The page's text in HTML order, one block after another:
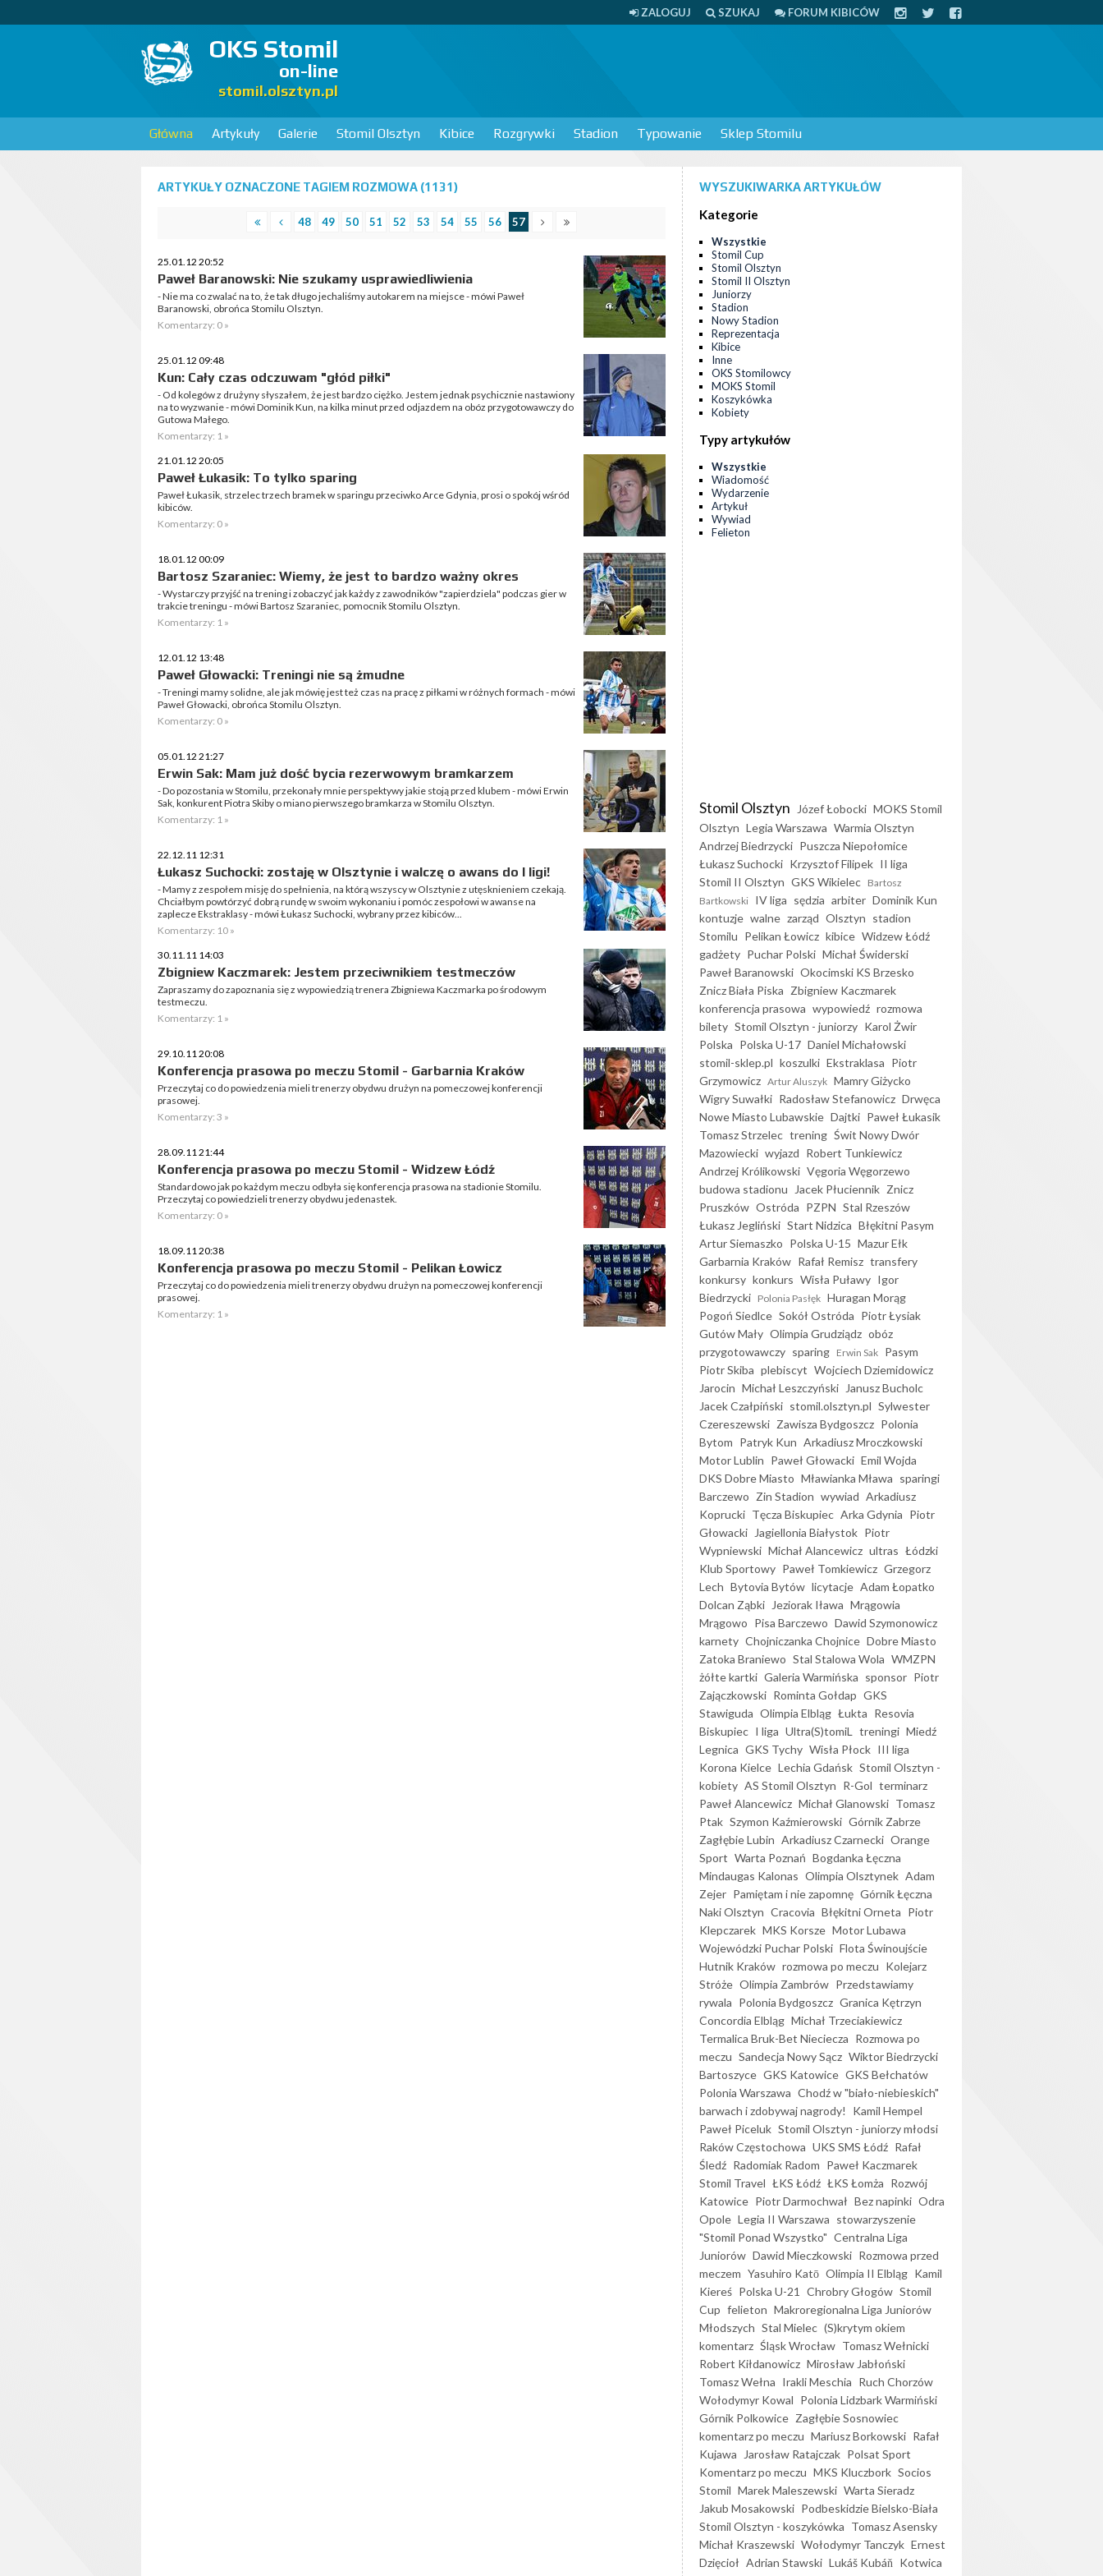
ZALOGUJ SZUKAJ FORUM KIBICÓW
OKS Stomil
on-line
stomil.olsztyn.pl
Główna Artykuły Galerie Stomil Olsztyn Kibice Rozgrywki Stadion Typowanie Sklep Stomilu
ARTYKUŁY OZNACZONE TAGIEM ROZMOWA (1131)
48 49 50 51 52 53 54 55 56 57
25.01.12 20:52
Paweł Baranowski: Nie szukamy usprawiedliwienia
- Nie ma co zwalać na to, że tak długo jechaliśmy autokarem na miejsce - mówi Paweł
Baranowski, obrońca Stomilu Olsztyn.
Komentarzy: 0 »
25.01.12 09:48
Kun: Cały czas odczuwam "głód piłki"
- Od kolegów z drużyny słyszałem, że jest bardzo ciężko. Jestem jednak psychicznie nastawiony
na to wyzwanie - mówi Dominik Kun, na kilka minut przed odjazdem na obóz przygotowawczy do
Gutowa Małego.
Komentarzy: 1 »
21.01.12 20:05
Paweł Łukasik: To tylko sparing
Paweł Łukasik, strzelec trzech bramek w sparingu przeciwko Arce Gdynia, prosi o spokój wśród
kibiców.
Komentarzy: 0 »
18.01.12 00:09
Bartosz Szaraniec: Wiemy, że jest to bardzo ważny okres
- Wystarczy przyjść na trening i zobaczyć jak każdy z zawodników "zapierdziela" podczas gier w
trakcie treningu - mówi Bartosz Szaraniec, pomocnik Stomilu Olsztyn.
Komentarzy: 1 »
12.01.12 13:48
Paweł Głowacki: Treningi nie są żmudne
- Treningi mamy solidne, ale jak mówię jest też czas na pracę z piłkami w różnych formach - mówi
Paweł Głowacki, obrońca Stomilu Olsztyn.
Komentarzy: 0 »
05.01.12 21:27
Erwin Sak: Mam już dość bycia rezerwowym bramkarzem
- Do pozostania w Stomilu, przekonały mnie perspektywy jakie stoją przed klubem - mówi Erwin
Sak, konkurent Piotra Skiby o miano pierwszego bramkarza w Stomilu Olsztyn.
Komentarzy: 1 »
22.12.11 12:31
Łukasz Suchocki: zostaję w Olsztynie i walczę o awans do I ligi!
- Mamy z zespołem misję do spełnienia, na którą wszyscy w Olsztynie z utęsknieniem czekają.
Chciałbym powtórzyć dobrą rundę w swoim wykonaniu i pomóc zespołowi w awanse na
zaplecze Ekstraklasy - mówi Łukasz Suchocki, wybrany przez kibiców...
Komentarzy: 10 »
30.11.11 14:03
Zbigniew Kaczmarek: Jestem przeciwnikiem testmeczów
Zapraszamy do zapoznania się z wypowiedzią trenera Zbigniewa Kaczmarka po środowym
testmeczu.
Komentarzy: 1 »
29.10.11 20:08
Konferencja prasowa po meczu Stomil - Garbarnia Kraków
Przeczytaj co do powiedzenia mieli trenerzy obydwu drużyn na pomeczowej konferencji
prasowej.
Komentarzy: 3 »
28.09.11 21:44
Konferencja prasowa po meczu Stomil - Widzew Łódź
Standardowo jak po każdym meczu odbyła się konferencja prasowa na stadionie Stomilu.
Przeczytaj co powiedzieli trenerzy obydwu jedenastek.
Komentarzy: 0 »
18.09.11 20:38
Konferencja prasowa po meczu Stomil - Pelikan Łowicz
Przeczytaj co do powiedzenia mieli trenerzy obydwu drużyn na pomeczowej konferencji
prasowej.
Komentarzy: 1 »
WYSZUKIWARKA ARTYKUŁÓW
Kategorie
Wszystkie
Stomil Cup
Stomil Olsztyn
Stomil II Olsztyn
Juniorzy
Stadion
Nowy Stadion
Reprezentacja
Kibice
Inne
OKS Stomilowcy
MOKS Stomil
Koszykówka
Kobiety
Typy artykułów
Wszystkie
Wiadomość
Wydarzenie
Artykuł
Wywiad
Felieton
Stomil Olsztyn Józef Łobocki MOKS Stomil
Olsztyn Legia Warszawa Warmia Olsztyn
Andrzej Biedrzycki Puszcza Niepołomice
Łukasz Suchocki Krzysztof Filipek II liga
Stomil II Olsztyn GKS Wikielec Bartosz
Bartkowski IV liga sędzia arbiter Dominik Kun
kontuzje walne zarząd Olsztyn stadion
Stomilu Pelikan Łowicz kibice Widzew Łódź
gadżety Puchar Polski Michał Świderski
Paweł Baranowski Okocimski KS Brzesko
Znicz Biała Piska Zbigniew Kaczmarek
konferencja prasowa wypowiedź rozmowa
bilety Stomil Olsztyn - juniorzy Karol Żwir
Polska Polska U-17 Daniel Michałowski
stomil-sklep.pl koszulki Ekstraklasa Piotr
Grzymowicz Artur Aluszyk Mamry Giżycko
Wigry Suwałki Radosław Stefanowicz Drwęca
Nowe Miasto Lubawskie Dajtki Paweł Łukasik
Tomasz Strzelec trening Świt Nowy Dwór
Mazowiecki wyjazd Robert Tunkiewicz
Andrzej Królikowski Vęgoria Węgorzewo
budowa stadionu
Jacek Płuciennik Znicz
Pruszków Ostróda PZPN Stal Rzeszów
Łukasz Jegliński Start Nidzica Błękitni Pasym
Artur Siemaszko Polska U-15 Mazur Ełk
Garbarnia Kraków Rafał Remisz transfery
konkursy konkurs Wisła Puławy Igor
Biedrzycki Polonia Pasłęk Huragan Morąg
Pogoń Siedlce Sokół Ostróda Piotr Łysiak
Gutów Mały Olimpia Grudziądz obóz
przygotowawczy sparing Erwin Sak Pasym
Piotr Skiba plebiscyt Wojciech Dziemidowicz
Jarocin Michał Leszczyński
Janusz Bucholc
Jacek Czałpiński stomil.olsztyn.pl Sylwester
Czereszewski Zawisza Bydgoszcz Polonia
Bytom Patryk Kun Arkadiusz Mroczkowski
Motor Lublin Paweł Głowacki Emil Wojda
DKS Dobre Miasto Mławianka Mława sparingi
Barczewo Zin Stadion wywiad Arkadiusz
Koprucki Tęcza Biskupiec Arka Gdynia Piotr
Głowacki
Jagiellonia Białystok Piotr
Wypniewski Michał Alancewicz ultras Łódzki
Klub Sportowy Paweł Tomkiewicz Grzegorz
Lech Bytovia Bytów licytacje Adam Łopatko
Dolcan Ząbki
Jeziorak Iława Mrągowia
Mrągowo Pisa Barczewo Dawid Szymonowicz
karnety Chojniczanka Chojnice Dobre Miasto
Zatoka Braniewo Stal Stalowa Wola WMZPN
żółte kartki Galeria Warmińska sponsor Piotr
Zajączkowski Rominta Gołdap GKS
Stawiguda Olimpia Elbląg Łukta Resovia
Biskupiec I liga Ultra(S)tomiL treningi Miedź
Legnica GKS Tychy Wisła Płock III liga
Korona Kielce Lechia Gdańsk Stomil Olsztyn -
kobiety AS Stomil Olsztyn R-Gol terminarz
Paweł Alancewicz Michał Glanowski Tomasz
Ptak Szymon Kaźmierowski Górnik Zabrze
Zagłębie Lubin Arkadiusz Czarnecki Orange
Sport Warta Poznań Bogdanka Łęczna
Mindaugas Kalonas Olimpia Olsztynek Adam
Zejer Pamiętam i nie zapomnę Górnik Łęczna
Naki Olsztyn Cracovia Błękitni Orneta Piotr
Klepczarek MKS Korsze Motor Lubawa
Wojewódzki Puchar Polski Flota Świnoujście
Hutnik Kraków rozmowa po meczu Kolejarz
Stróże Olimpia Zambrów Przedstawiamy
rywala Polonia Bydgoszcz Granica Kętrzyn
Concordia Elbląg Michał Trzeciakiewicz
Termalica Bruk-Bet Nieciecza Rozmowa po
meczu Sandecja Nowy Sącz Wiktor Biedrzycki
Bartoszyce GKS Katowice GKS Bełchatów
Polonia Warszawa Chodź w "biało-niebieskich"
barwach i zdobywaj nagrody!
Kamil Hempel
Paweł Piceluk Stomil Olsztyn - juniorzy młodsi
Raków Częstochowa UKS SMS Łódź Rafał
Śledź Radomiak Radom Paweł Kaczmarek
Stomil Travel ŁKS Łódź ŁKS Łomża Rozwój
Katowice Piotr Darmochwał Bez napinki Odra
Opole Legia II Warszawa stowarzyszenie
"Stomil Ponad Wszystko" Centralna Liga
Juniorów Dawid Mieczkowski Rozmowa przed
meczem Yasuhiro Katō Olimpia II Elbląg Kamil
Kiereś Polska U-21 Chrobry Głogów Stomil
Cup felieton Makroregionalna Liga Juniorów
Młodszych Stal Mielec (S)krytym okiem
komentarz Śląsk Wrocław Tomasz Wełnicki
Robert Kiłdanowicz Mirosław Jabłoński
Tomasz Wełna Irakli Meschia Ruch Chorzów
Wołodymyr Kowal Polonia Lidzbark Warmiński
Górnik Polkowice Zagłębie Sosnowiec
komentarz po meczu Mariusz Borkowski Rafał
Kujawa
Jarosław Ratajczak Polsat Sport
Komentarz po meczu MKS Kluczbork Socios
Stomil Marek Maleszewski Warta Sieradz
Jakub Mosakowski Podbeskidzie Bielsko-Biała
Stomil Olsztyn - koszykówka Tomasz Asensky
Michał Kraszewski Wołodymyr Tanczyk Ernest
Dzięcioł Adrian Stawski Lukáš Kubáň Kotwica